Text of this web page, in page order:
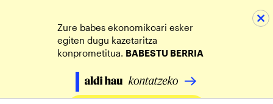
Zure babes ekonomikoari esker
egiten dugu kazetaritza
konprometitua. BABESTU BERRIA